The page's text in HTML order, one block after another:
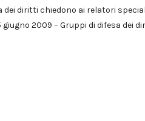
dei diritti chiedono ai relatori
giugno 2009 – Gruppi di difesa dei